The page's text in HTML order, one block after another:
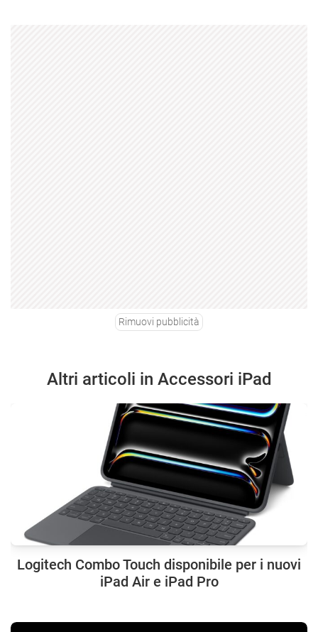
Rimuovi pubblicità
Altri articoli in Accessori iPad
Logitech Combo Touch disponibile per i nuovi
iPad Air e iPad Pro